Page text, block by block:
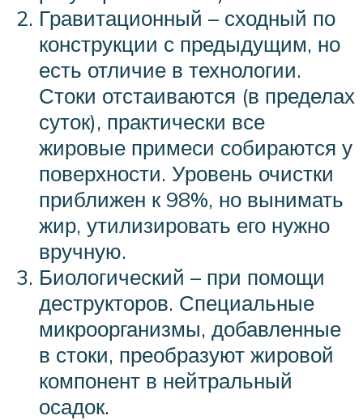
Гравитационный – сходный по
конструкции с предыдущим, но
есть отличие в технологии.
Стоки отстаиваются (в пределах
суток), практически все
жировые примеси собираются у
поверхности. Уровень очистки
приближен к 98%, но вынимать
жир, утилизировать его нужно
вручную.
Биологический – при помощи
деструкторов. Специальные
микроорганизмы, добавленные
в стоки, преобразуют жировой
компонент в нейтральный
осадок.